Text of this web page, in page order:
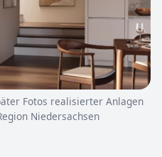
Fotos realisierter Anlagen
Niedersachsen